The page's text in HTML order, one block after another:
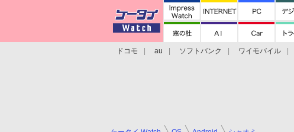
ドコモ au ソフトバンク ワイモバイル